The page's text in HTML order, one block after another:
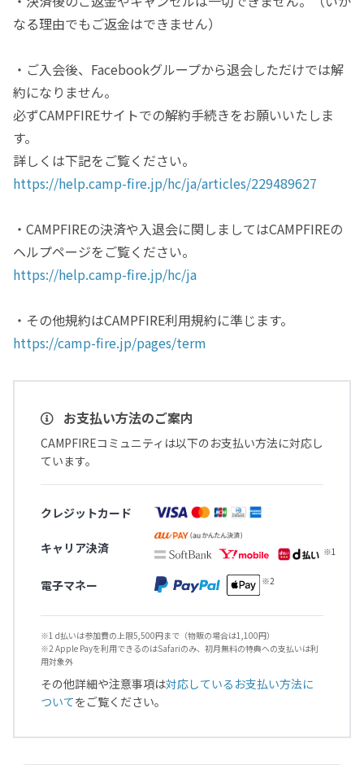
なる理由でもご返金はできません）
・ご入会後、Facebookグループから退会しただけでは解
約になりません。
必ずCAMPFIREサイトでの解約手続きをお願いいたしま
す。
詳しくは下記をご覧ください。
https://help.camp-fire.jp/hc/ja/articles/229489627
・CAMPFIREの決済や入退会に関しましてはCAMPFIREの
ヘルプページをご覧ください。
https://help.camp-fire.jp/hc/ja
・その他規約はCAMPFIRE利用規約に準じます。
https://camp-fire.jp/pages/term
お支払い方法のご案内
CAMPFIREコミュニティは以下のお支払い方法に対応し
ています。
クレジットカード
キャリア決済
電子マネー
※1 d払いは参加費の上限5,500円まで（物販の場合は1,100円）
※2 Apple Payを利用できるのはSafariのみ、初月無料の特典への支払いは利
用対象外
その他詳細や注意事項は対応しているお支払い方法に
ついてをご覧ください。